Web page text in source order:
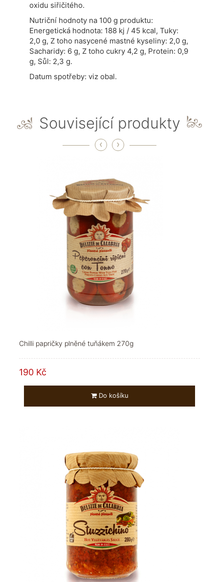
oxidu siřičitého.
Nutriční hodnoty na 100 g produktu:
Energetická hodnota: 188 kj / 45 kcal, Tuky:
2,0 g, Z toho nasycené mastné kyseliny: 2,0 g,
Sacharidy: 6 g, Z toho cukry 4,2 g, Protein: 0,9
g, Sůl: 2,3 g.
Datum spotřeby: viz obal.
Související produkty
‹ ›
Chilli papričky plněné tuňákem 270g
190 Kč
Do košíku